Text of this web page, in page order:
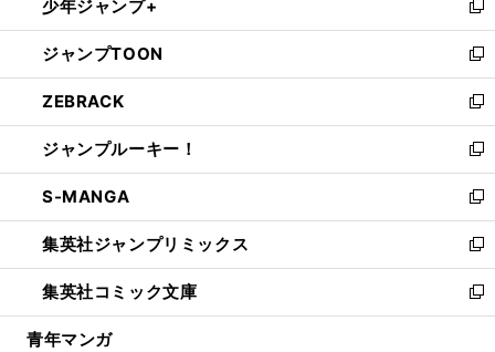
で
開
く
ド
ウ
で
開
く
ィ
ン
ド
ウ
で
開
く
い
ウ
ィ
ン
ド
ウ
で
開
く
少年ジャンプ+
新
し
い
ウ
ィ
ン
ド
ウ
で
開
く
ジャンプTOON
新
し
い
ウ
ィ
ン
ド
ウ
で
開
く
ZEBRACK
新
し
い
ウ
ィ
ン
ド
ウ
で
開
ジャンプルーキー！
新
し
い
ウ
ィ
ン
ド
ウ
S-MANGA
新
し
い
ウ
ィ
ン
集英社ジャンプリミックス
新
し
い
ウ
集英社コミック文庫
新
し
青年マンガ